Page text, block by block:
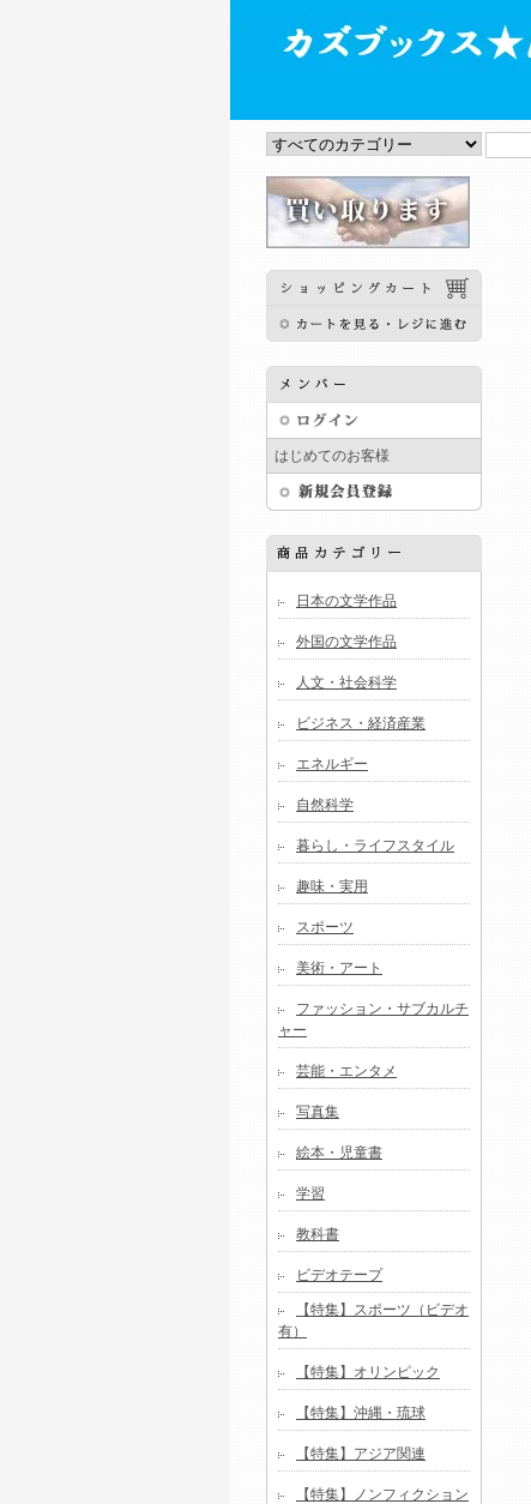
はじめてのお客様
日本の文学作品
外国の文学作品
人文・社会科学
ビジネス・経済産業
エネルギー
自然科学
暮らし・ライフスタイル
趣味・実用
スポーツ
美術・アート
ファッション・サブカルチ
ャー
芸能・エンタメ
写真集
絵本・児童書
学習
教科書
ビデオテープ
【特集】スポーツ（ビデオ
有）
【特集】オリンピック
【特集】沖縄・琉球
【特集】アジア関連
【特集】ノンフィクション